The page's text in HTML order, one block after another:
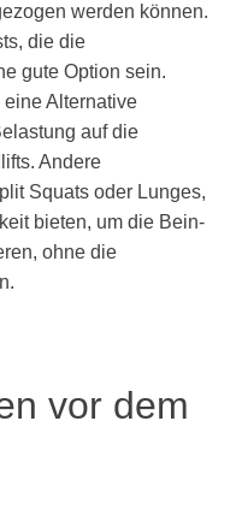
werden können.
die die
gute Option sein.
Alternative
auf die
Andere
Squats oder Lunges,
bieten, um die Bein-
ohne die
vor dem